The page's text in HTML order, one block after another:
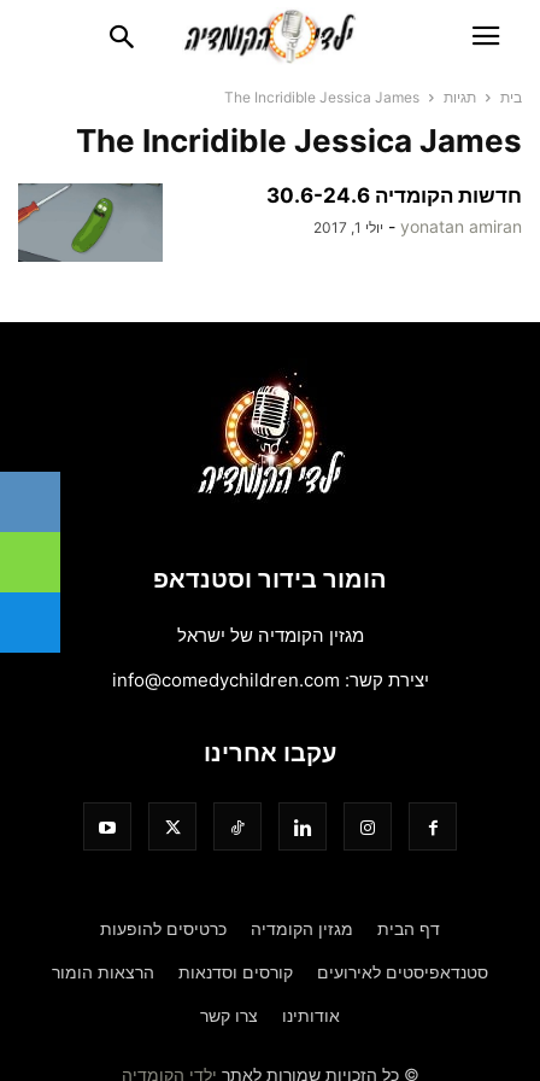
בית תגיות The Incridible Jessica James
The Incridible Jessica James
חדשות הקומדיה 30.6-24.6
yonatan amiran
- יולי 1, 2017
הומור בידור וסטנדאפ
מגזין הקומדיה של ישראל
יצירת קשר: info@comedychildren.com
עקבו אחרינו
דף הבית מגזין הקומדיה כרטיסים להופעות
סטנדאפיסטים לאירועים קורסים וסדנאות הרצאות הומור
אודותינו צרו קשר
© כל הזכויות שמורות לאתר ילדי הקומדיה